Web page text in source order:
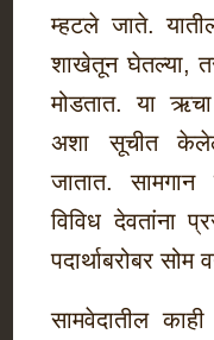
म्हटले जाते.
शाखेतून घेतल्या,
मोडतात. या
अशा सूचीत
जातात. सामगान
विविध देवतांना
पदार्थाबरोबर सोम
सामवेदातील